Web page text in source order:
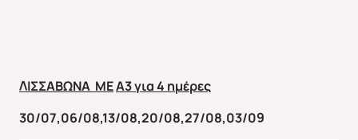
ΛΙΣΣΑΒΩΝΑ MEA3 για 4 ημέρες
30/07,06/08,13/08,20/08,27/08,03/09